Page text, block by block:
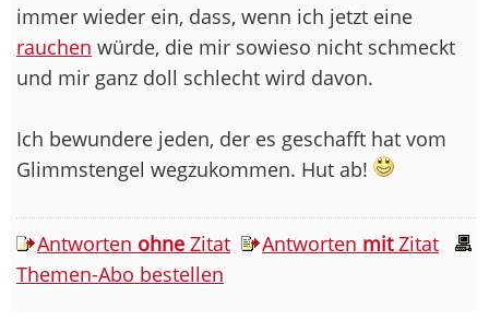
immer wieder ein, dass, wenn ich jetzt eine
rauchen würde, die mir sowieso nicht schmeckt
und mir ganz doll schlecht wird davon.
Ich bewundere jeden, der es geschafft hat vom
Glimmstengel wegzukommen. Hut ab!
Antworten ohne Zitat Antworten mitZitat
Themen-Abo bestellen